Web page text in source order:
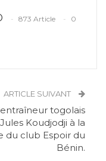
873 Article
0
ARTICLE SUIVANT
togolais
Jules Koudjodji à la
du club Espoir du
Bénin.